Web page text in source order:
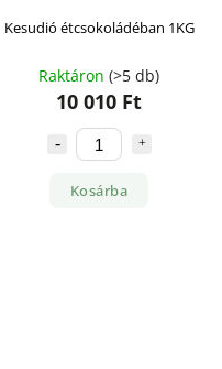
Kesudió étcsokoládéban 1KG
Raktáron (>5 db)
10 010 Ft
Kosárba